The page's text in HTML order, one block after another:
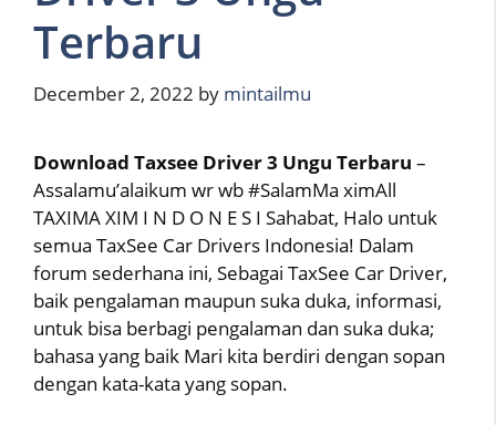
Terbaru
December 2, 2022 by mintailmu
Download Taxsee Driver 3 Ungu Terbaru –
Assalamu’alaikum wr wb #SalamMa ximAll
TAXIMA XIM I N D O N E S I Sahabat, Halo untuk
semua TaxSee Car Drivers Indonesia! Dalam
forum sederhana ini, Sebagai TaxSee Car Driver,
baik pengalaman maupun suka duka, informasi,
untuk bisa berbagi pengalaman dan suka duka;
bahasa yang baik Mari kita berdiri dengan sopan
dengan kata-kata yang sopan.